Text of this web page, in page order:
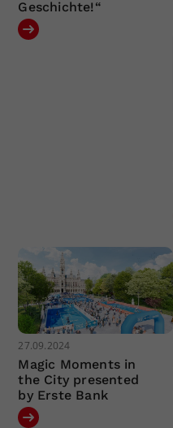
Geschichte!“
27.09.2024
Magic Moments in
the City presented
by Erste Bank